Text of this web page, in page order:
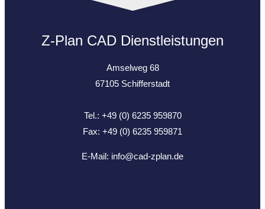
Z-Plan CAD Dienstleistungen
Amselweg 68
67105 Schifferstadt
Tel.: +49 (0) 6235 959870
Fax: +49 (0) 6235 959871
E-Mail: info@cad-zplan.de